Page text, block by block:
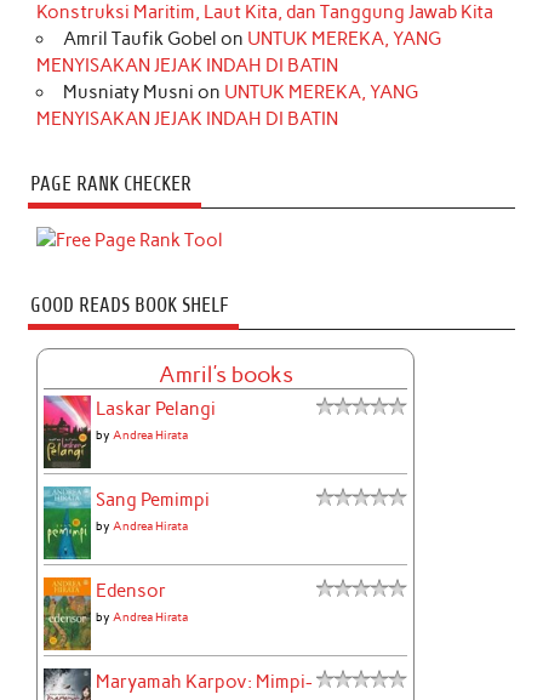
Konstruksi Maritim, Laut Kita, dan Tanggung Jawab Kita
Amril Taufik Gobel on UNTUK MEREKA, YANG
MENYISAKAN JEJAK INDAH DI BATIN
Musniaty Musni on UNTUK MEREKA, YANG
MENYISAKAN JEJAK INDAH DI BATIN
PAGE RANK CHECKER
GOOD READS BOOK SHELF
Amril's books
Laskar Pelangi
byAndrea Hirata
Sang Pemimpi
byAndrea Hirata
Edensor
byAndrea Hirata
Maryamah Karpov: Mimpi-